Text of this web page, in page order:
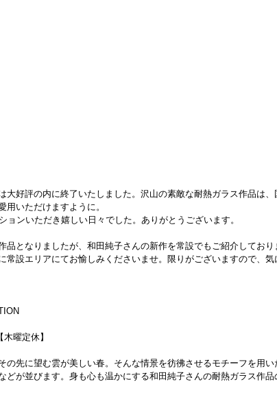
大好評の内に終了いたしました。沢山の素敵な耐熱ガラス作品は
用いただけますように。
ョンいただき嬉しい日々でした。ありがとうございます。
品となりましたが、和田純子さんの新作を常設でもご紹介してお
常設エリアにてお愉しみくださいませ。限りがございますので、
曜定休】
の先に望む雲が美しい春。そんな情景を彷彿させるモチーフを用い
どが並びます。身も心も温かにする和田純子さんの耐熱ガラス作品